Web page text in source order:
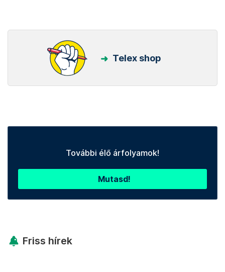
Telex shop
További élő árfolyamok!
Mutasd!
Friss hírek